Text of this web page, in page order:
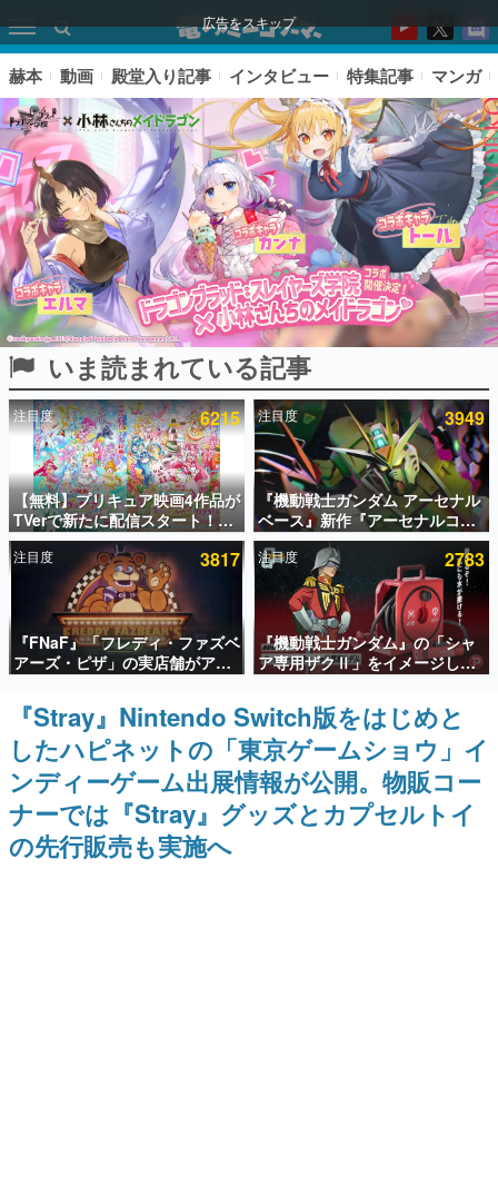
広告をスキップ
ピックアップ
電ファミのいま読まれている記事ランキング
アプリセール情報
インタビュー
連載・特集一覧
殿堂入り記事
SNS拡散数が数千以上！ ページビュー数万以上！ などな
ど。多くの人々に読まれた、電ファミ渾身の“殿堂入り”記
事をまとめました。
ゲームの企画書
名作ゲームクリエイターの方々に製作時のエピソードをお
聞きし、ヒットする企画（ゲーム）とは何か？を探ってい
きます。
赫本
この物語を解いてはいけない。『赫本』は、〈試験問題〉
の形をした短編ホラー小説集です。
赫本 動画 殿堂入り記事 インタビュー 特集記事 マンガ
いま読まれている記事
注目度 6215
【無料】プリキュア映画4作品が
TVerで新たに配信スタート！な
んと2018年～2024年の映画ほぼ
すべてが見放題に、ぶっちゃけ
ありえないラインナップ
注目度 3949
『機動戦士ガンダム アーセナル
ベース』新作『アーセナルコマ
ンダー』発表！8月28日からオ
ープンベータテスト開催、2027
年2月下旬に稼働予定
注目度 3817
『FNaF』「フレディ・ファズベ
アーズ・ピザ」の実店舗がアメ
リカの商業施設「American
Dream」に2027年オープン！
ScottGamesとの共同開発、食
事だけでなくステージショーや
没入型のホラー体験も楽しめる
注目度 2783
『機動戦士ガンダム』の「シャ
ア専用ザクⅡ」をイメージした
散水ホースリールが予約開始。
本体にはシャアのパーソナルマ
ークやジオン公国軍のエンブレ
ム、型式番号などを配置
『Stray』Nintendo Switch版をはじめと
したハピネットの「東京ゲームショウ」イ
ンディーゲーム出展情報が公開。物販コー
ナーでは『Stray』グッズとカプセルトイ
の先行販売も実施へ